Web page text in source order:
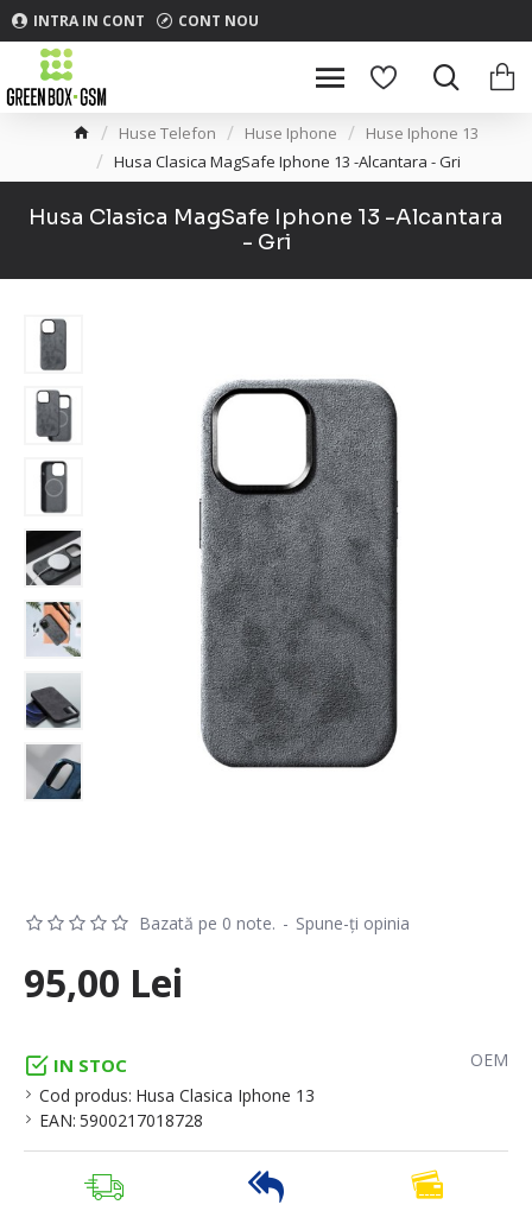
INTRA IN CONT CONT NOU
Huse Telefon Huse Iphone
Huse Iphone 13
Husa Clasica MagSafe Iphone 13 -Alcantara - Gri
Husa Clasica MagSafe Iphone 13 -Alcantara
- Gri
IN STOC
Cod produs: Husa Clasica Iphone 13
EAN: 5900217018728
OEM
Bazată pe 0 note. - Spune-ţi opinia
95,00 Lei